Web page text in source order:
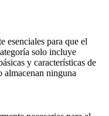
esenciales para que el
solo incluye
y características de
almacenan ninguna